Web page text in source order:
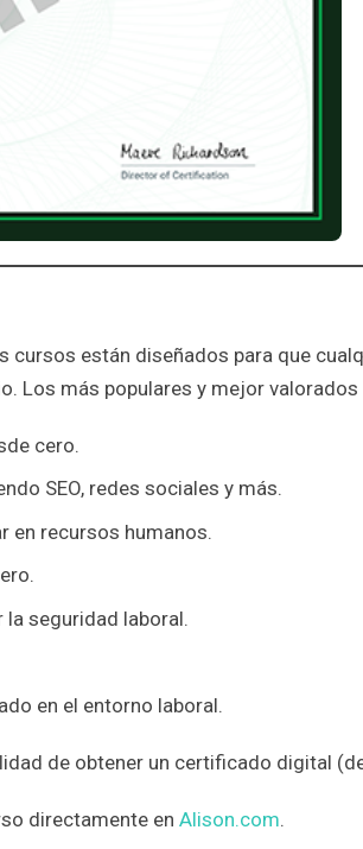
están diseñados para que
Los más populares y mejor valorados
cero.
SEO, redes sociales y más.
en recursos humanos.
seguridad laboral.
en el entorno laboral.
de obtener un certificado digital
directamente en Alison.com.